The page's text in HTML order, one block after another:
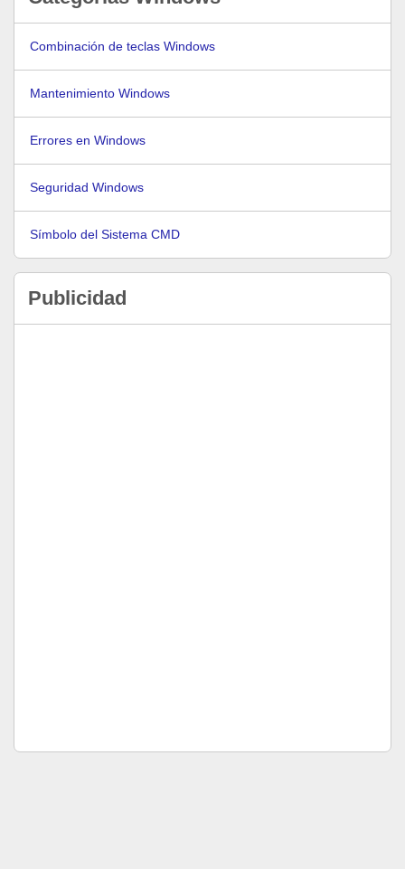
Combinación de teclas Windows
Mantenimiento Windows
Errores en Windows
Seguridad Windows
Símbolo del Sistema CMD
Publicidad